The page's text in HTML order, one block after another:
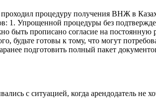
процедуру получения ВНЖ в
1. Упрощенной процедуры без
быть прописано согласие на
будьте готовы к тому, что могут
подготовить полный пакет
с ситуацией, когда арендодатель не